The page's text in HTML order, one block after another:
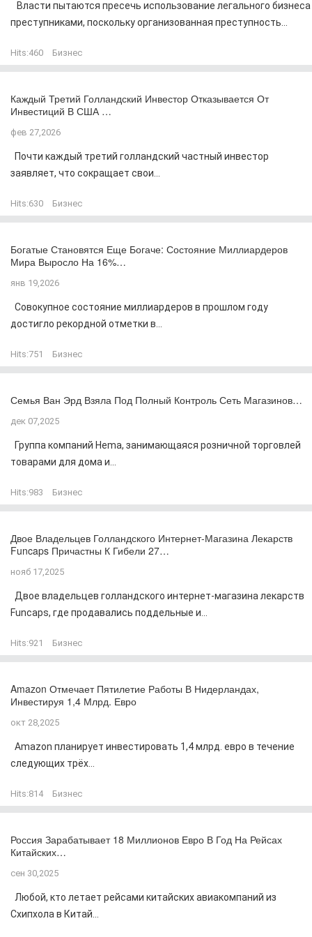
Власти пытаются пресечь использование легального бизнеса
преступниками, поскольку организованная преступность...
Hits:460 Бизнес
Каждый Третий Голландский Инвестор Отказывается От
Инвестиций В США …
фев 27,2026
Почти каждый третий голландский частный инвестор
заявляет, что сокращает свои...
Hits:630 Бизнес
Богатые Становятся Еще Богаче: Состояние Миллиардеров
Мира Выросло На 16%…
янв 19,2026
Совокупное состояние миллиардеров в прошлом году
достигло рекордной отметки в...
Hits:751 Бизнес
Семья Ван Эрд Взяла Под Полный Контроль Сеть Магазинов…
дек 07,2025
Группа компаний Hema, занимающаяся розничной торговлей
товарами для дома и...
Hits:983 Бизнес
Двое Владельцев Голландского Интернет-Магазина Лекарств
Funcaps Причастны К Гибели 27…
нояб 17,2025
Двое владельцев голландского интернет-магазина лекарств
Funcaps, где продавались поддельные и...
Hits:921 Бизнес
Amazon Отмечает Пятилетие Работы В Нидерландах,
Инвестируя 1,4 Млрд. Евро
окт 28,2025
Amazon планирует инвестировать 1,4 млрд. евро в течение
следующих трёх...
Hits:814 Бизнес
Россия Зарабатывает 18 Миллионов Евро В Год На Рейсах
Китайских…
сен 30,2025
Любой, кто летает рейсами китайских авиакомпаний из
Схипхола в Китай...